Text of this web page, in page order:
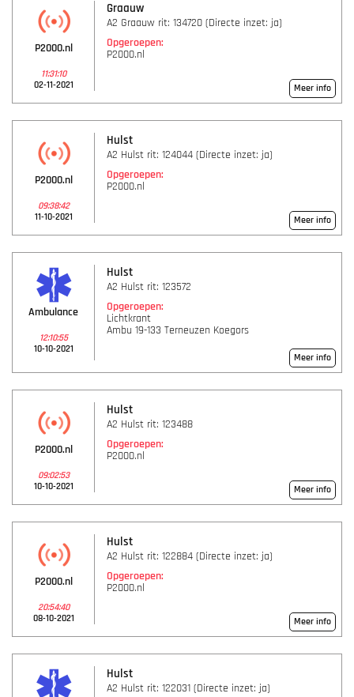
P2000.nl
11:31:10
02-11-2021
Graauw
A2 Graauw rit: 134720 (Directe inzet: ja)
Opgeroepen:
P2000.nl
Meer info
P2000.nl
09:38:42
11-10-2021
Hulst
A2 Hulst rit: 124044 (Directe inzet: ja)
Opgeroepen:
P2000.nl
Meer info
Ambulance
12:10:55
10-10-2021
Hulst
A2 Hulst rit: 123572
Opgeroepen:
Lichtkrant
Ambu 19-133 Terneuzen Koegors
Meer info
P2000.nl
09:02:53
10-10-2021
Hulst
A2 Hulst rit: 123488
Opgeroepen:
P2000.nl
Meer info
P2000.nl
20:54:40
08-10-2021
Hulst
A2 Hulst rit: 122884 (Directe inzet: ja)
Opgeroepen:
P2000.nl
Meer info
Hulst
A2 Hulst rit: 122031 (Directe inzet: ja)